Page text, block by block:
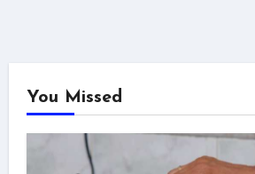
You Missed